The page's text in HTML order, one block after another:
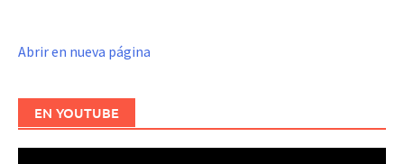
Abrir en nueva página
EN YOUTUBE